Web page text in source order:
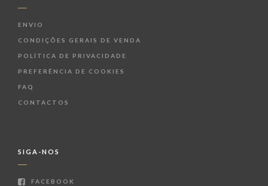
ENVIO
CONDIÇÕES GERAIS DE VENDA
POLÍTICA DE PRIVACIDADE
PREFERÊNCIA DE COOKIES
FAQ
CONTACTOS
SIGA-NOS
FACEBOOK